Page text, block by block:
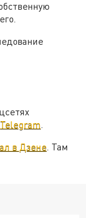
Telegram.
в Дзене. Там